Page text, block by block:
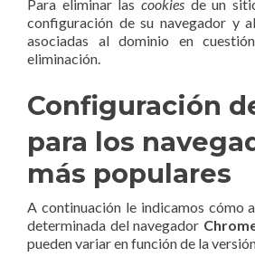
Para eliminar las cookiesde un
configuración de su navegador y
asociadas al dominio en
eliminación.
Configuración
para los
más populares
A continuación le indicamos cómo
determinada del navegador
pueden variar en función de la